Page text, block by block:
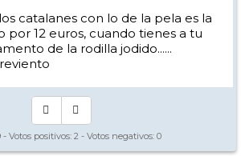
catalanes con lo de la pela es la
por 12 euros, cuando tienes a tu
de la rodilla jodido......
- Votos positivos: 2 - Votos negativos: 0